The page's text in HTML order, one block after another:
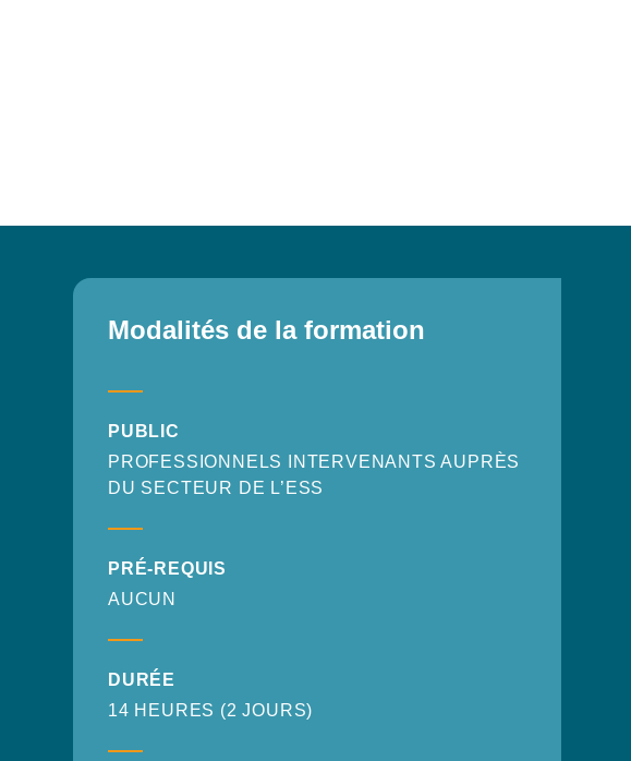
Modalités de la formation
PUBLIC
PROFESSIONNELS INTERVENANTS AUPRÈS
DU SECTEUR DE L’ESS
PRÉ-REQUIS
AUCUN
DURÉE
14 HEURES (2 JOURS)